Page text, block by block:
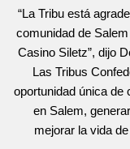
“La Tribu está
comunidad de
Casino Siletz”, dijo
Las Tribus
oportunidad única de
en Salem,
mejorar la vida